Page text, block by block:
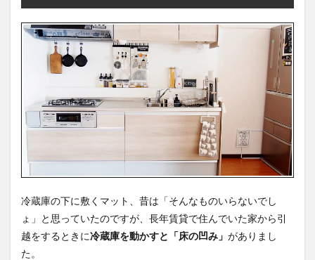
2
した
冷蔵
ット
3
置き
た
冷蔵
庫マ
ット
｜ま
冷蔵庫の下に敷くマット、昔は「そんなものいらないでし
ょ」と思っていたのですが、長年賃貸で住んでいた家から引
越をするときに冷蔵庫を動かすと「床の凹み」 がありまし
た。